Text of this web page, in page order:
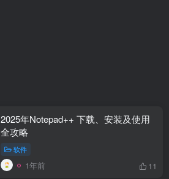
2025年Notepad++ 下载、安装及使用
全攻略
软件
1年前 11